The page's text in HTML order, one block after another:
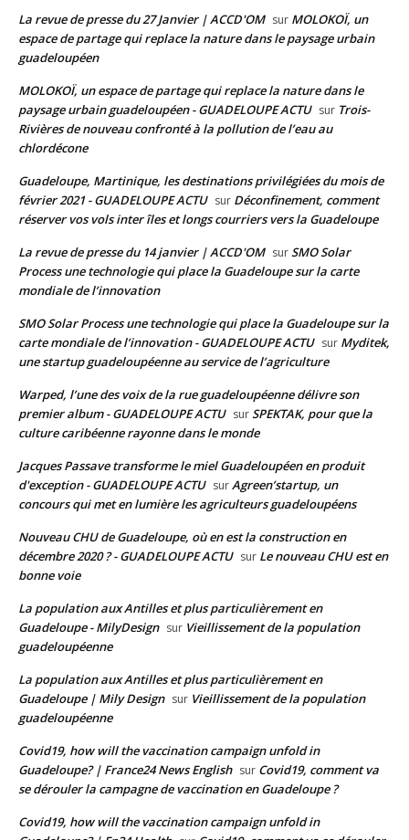
La revue de presse du 27 Janvier | ACCD'OM sur MOLOKOÏ, un
espace de partage qui replace la nature dans le paysage urbain
guadeloupéen
MOLOKOÏ, un espace de partage qui replace la nature dans le
paysage urbain guadeloupéen - GUADELOUPE ACTU sur Trois-
Rivières de nouveau confronté à la pollution de l’eau au
chlordécone
Guadeloupe, Martinique, les destinations privilégiées du mois de
février 2021 - GUADELOUPE ACTU sur Déconfinement, comment
réserver vos vols inter îles et longs courriers vers la Guadeloupe
La revue de presse du 14 janvier | ACCD'OM surSMO Solar
Process une technologie qui place la Guadeloupe sur la carte
mondiale de l’innovation
SMO Solar Process une technologie qui place la Guadeloupe sur la
carte mondiale de l’innovation - GUADELOUPE ACTU sur Myditek,
une startup guadeloupéenne au service de l’agriculture
Warped, l’une des voix de la rue guadeloupéenne délivre son
premier album - GUADELOUPE ACTU surSPEKTAK, pour que la
culture caribéenne rayonne dans le monde
Jacques Passave transforme le miel Guadeloupéen en produit
d'exception - GUADELOUPE ACTU surAgreen’startup, un
concours qui met en lumière les agriculteurs guadeloupéens
Nouveau CHU de Guadeloupe, où en est la construction en
décembre 2020 ? - GUADELOUPE ACTU sur Le nouveau CHU est en
bonne voie
La population aux Antilles et plus particulièrement en
Guadeloupe - MilyDesign sur Vieillissement de la population
guadeloupéenne
La population aux Antilles et plus particulièrement en
Guadeloupe | Mily Design sur Vieillissement de la population
guadeloupéenne
Covid19, how will the vaccination campaign unfold in
Guadeloupe? | France24 News English sur Covid19, comment va
se dérouler la campagne de vaccination en Guadeloupe ?
Covid19, how will the vaccination campaign unfold in